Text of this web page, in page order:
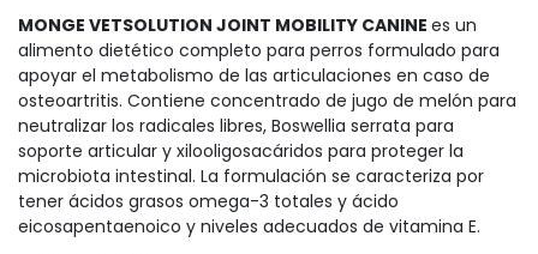
MONGE VETSOLUTION JOINT MOBILITY CANINE es un
alimento dietético completo para perros formulado para
apoyar el metabolismo de las articulaciones en caso de
osteoartritis. Contiene concentrado de jugo de melón para
neutralizar los radicales libres, Boswellia serrata para
soporte articular y xilooligosacáridos para proteger la
microbiota intestinal. La formulación se caracteriza por
tener ácidos grasos omega-3 totales y ácido
eicosapentaenoico y niveles adecuados de vitamina E.